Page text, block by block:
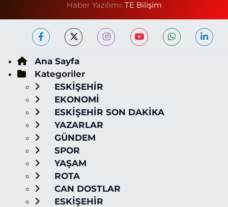
Haber Yazılımı: TE Bilişim
Ana Sayfa
Kategoriler
ESKİŞEHİR
EKONOMİ
ESKİŞEHİR SON DAKİKA
YAZARLAR
GÜNDEM
SPOR
YAŞAM
ROTA
CAN DOSTLAR
ESKİŞEHİR